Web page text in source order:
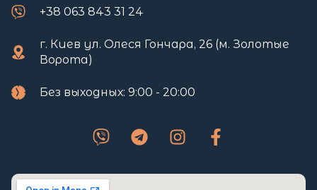
+38 063 843 31 24
г. Киев ул. Олеся Гончара, 26 (м. Золотые
Ворота)
Без выходных: 9:00 - 20:00